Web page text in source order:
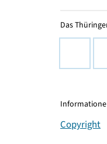
Das
Copyright